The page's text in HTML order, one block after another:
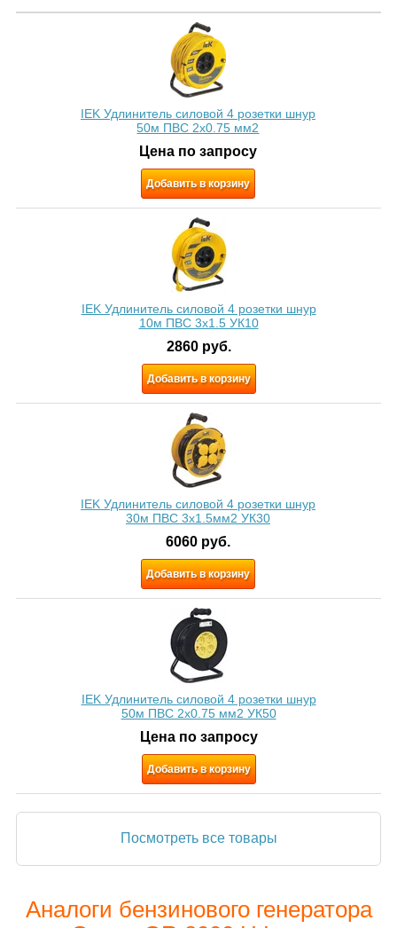
IEK Удлинитель силовой 4 розетки шнур
50м ПВС 2х0.75 мм2
Цена по запросу
Добавить в корзину
IEK Удлинитель силовой 4 розетки шнур
10м ПВС 3x1.5 УК10
2860 руб.
Добавить в корзину
IEK Удлинитель силовой 4 розетки шнур
30м ПВС 3х1.5мм2 УК30
6060 руб.
Добавить в корзину
IEK Удлинитель силовой 4 розетки шнур
50м ПВС 2х0.75 мм2 УК50
Цена по запросу
Добавить в корзину
Посмотреть все товары
Аналоги бензинового генератора